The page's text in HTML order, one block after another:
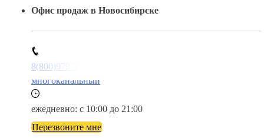
Офис продаж в Новосибирске
8(800)9797043
многоканальный
ежедневно: с 10:00 до 21:00
Перезвоните мне